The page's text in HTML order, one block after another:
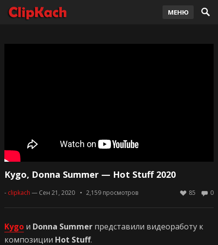
МЕНЮ
Kygo, Donna Summer — Hot Stuff 2020
- clipkach — Сен 21, 2020 2,159просмотров 0
85
Kygoи Donna Summerпредставили видеоработу к
композиции Hot Stuff.